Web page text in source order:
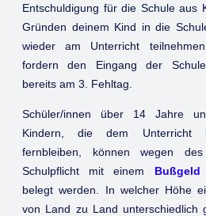
Entschuldigung für die Schule aus
Gründen deinem Kind in die
wieder am Unterricht
fordern den Eingang der
bereits am 3. Fehltag.
Schüler/innen über 14 Jahre
Kindern, die dem Unterricht
fernbleiben, können wegen
Schulpflicht mit einem
belegt werden. In welcher Höhe
von Land zu Land unterschiedlich